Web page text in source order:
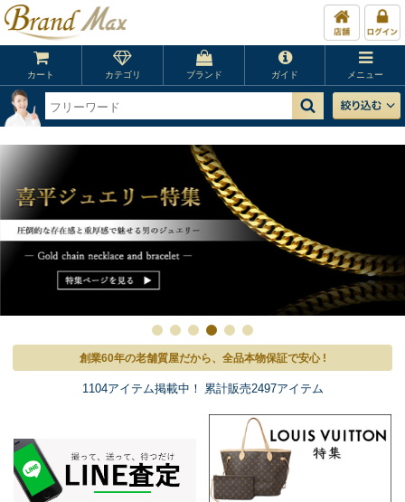
カート カテゴリ ブランド ガイド メニュー
創業60年の老舗質屋だから、全品本物保証で安心 !
1104アイテム掲載中！ 累計販売2497アイテム